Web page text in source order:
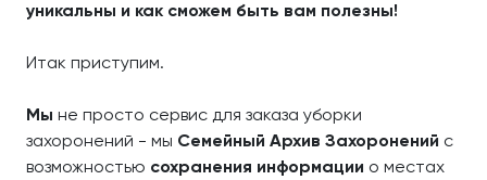
уникальны и как сможем быть вам полезны!
Итак приступим.
Мы не просто сервис для заказа уборки
захоронений - мы Семейный Архив Захоронений с
возможностью сохранения информации о местах